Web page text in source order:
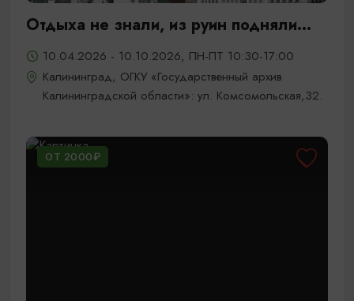
Отдыха не знали, из руин подняли...
10.04.2026 - 10.10.2026, ПН-ПТ 10:30-17:00
Калининград, ОГКУ «Государственный архив
Калининградской области»: ул. Комсомольская,32.
ОТ 2000₽